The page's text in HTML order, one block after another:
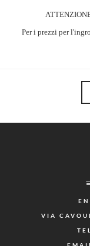
Per i prezzi per
VIA